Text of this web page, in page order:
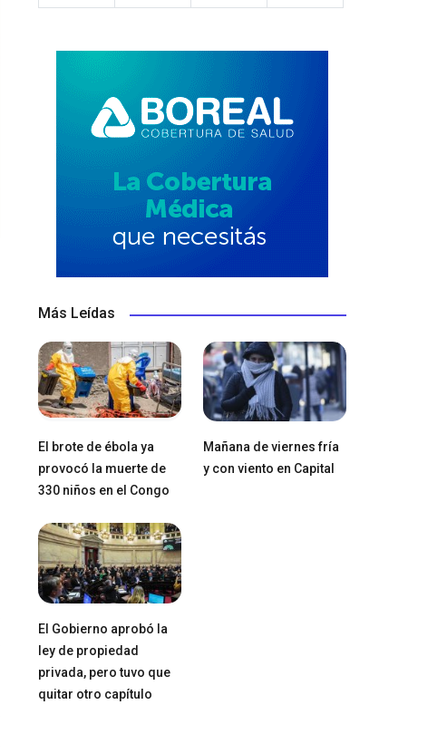
Más Leídas
El brote de ébola ya
provocó la muerte de
330 niños en el Congo
Mañana de viernes fría
y con viento en Capital
El Gobierno aprobó la
ley de propiedad
privada, pero tuvo que
quitar otro capítulo